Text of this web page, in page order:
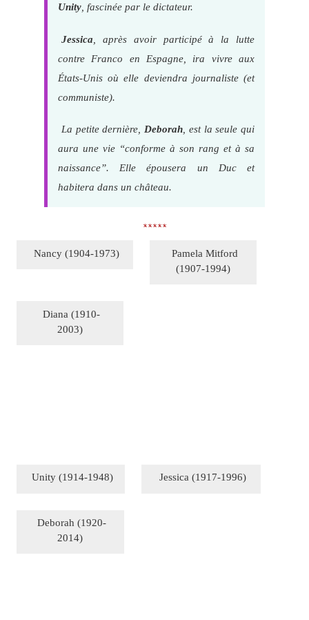
Unity, fascinée par le dictateur.
Jessica , après avoir participé à la lutte
contre Franco en Espagne, ira vivre aux
États-Unis où elle deviendra journaliste (et
communiste).
La petite dernière, Deborah , est la seule qui
aura une vie “conforme à son rang et à sa
naissance”. Elle épousera un Duc et
habitera dans un château.
*****
Nancy (1904-1973)
Pamela Mitford
(1907-1994)
Diana (1910-
2003)
Unity (1914-1948) Jessica (1917-1996)
Deborah (1920-
2014)